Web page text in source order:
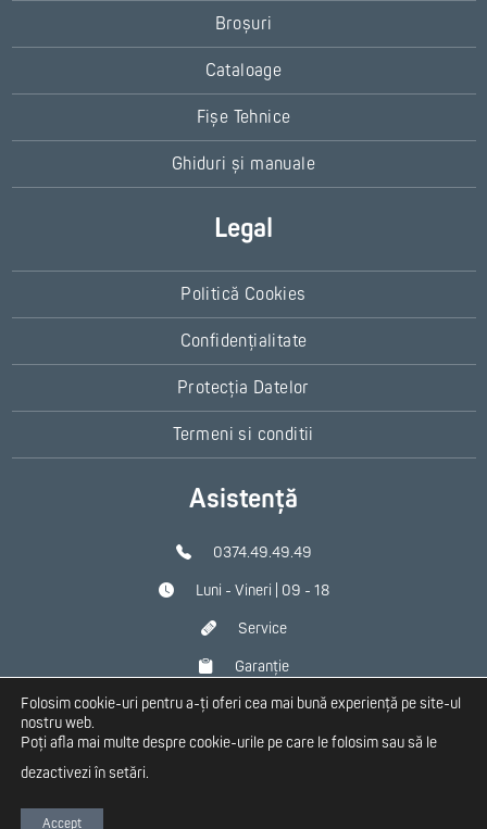
Broșuri
Cataloage
Fișe Tehnice
Ghiduri și manuale
Legal
Politică Cookies
Confidențialitate
Protecția Datelor
Termeni si conditii
Asistență
0374.49.49.49
Luni - Vineri | 09 - 18
Service
Garanție
Contact
Folosim cookie-uri pentru a-ți oferi cea mai bună experiență pe site-ul
nostru web.
Poți afla mai multe despre cookie-urile pe care le folosim sau să le
dezactivezi însetări.
Accept